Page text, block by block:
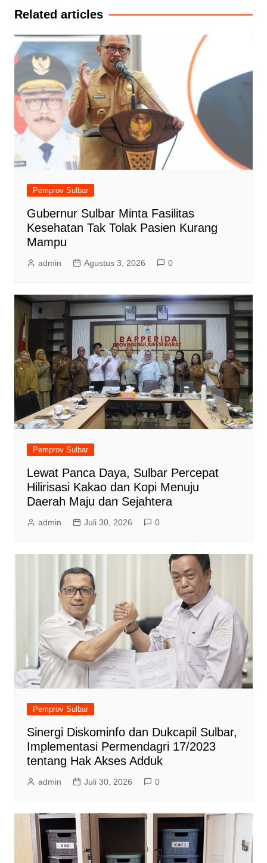
Related articles
Pemprov Sulbar
Gubernur Sulbar Minta Fasilitas
Kesehatan Tak Tolak Pasien Kurang
Mampu
admin Agustus 3, 2026 0
Pemprov Sulbar
Lewat Panca Daya, Sulbar Percepat
Hilirisasi Kakao dan Kopi Menuju
Daerah Maju dan Sejahtera
admin Juli 30, 2026 0
Pemprov Sulbar
Sinergi Diskominfo dan Dukcapil Sulbar,
Implementasi Permendagri 17/2023
tentang Hak Akses Adduk
admin Juli 30, 2026 0